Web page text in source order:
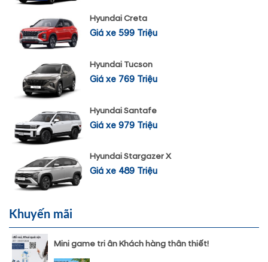
Hyundai Creta
Giá xe 599 Triệu
Hyundai Tucson
Giá xe 769 Triệu
Hyundai Santafe
Giá xe 979 Triệu
Hyundai Stargazer X
Giá xe 489 Triệu
Khuyến mãi
Mini game tri ân Khách hàng thân thiết!